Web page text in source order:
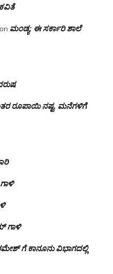
on ಮಂಡ್ಯ: ಈ ಸರ್ಕಾರಿ ಶಾಲೆ
ರೂಪಾಯಿ ನಷ್ಟ, ಮನೆಗಳಿಗೆ
ಗಾಳಿ
ಗೆ ಕಾನೂನು ವಿಭಾಗದಲ್ಲಿ